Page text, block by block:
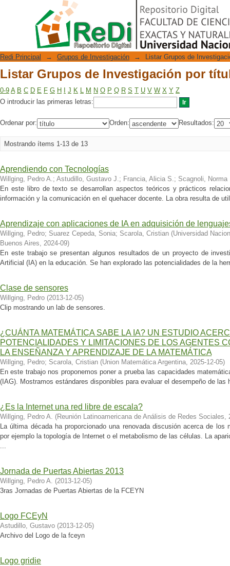
Listar Grupos de Investigación por
Repositorio Digital
Redi Principal → Grupos de Investigación → Listar Grupos de
Listar Grupos de Investigación por
0-9 A B C D E F G H J K L M N O P Q R S T U V W X Y Z
O introducir las primeras letras:
Ordenar por: Orden: Resultados:
Mostrando ítems 1-13 de 13
Aprendiendo con Tecnologías
Willging, Pedro A.; Astudillo, Gustavo J.; Francia, Alicia S.; Scagnoli, Norma
En este libro de texto se desarrollan aspectos teóricos y prácticos
información y la comunicación en el quehacer docente. La obra resulta de
Aprendizaje con aplicaciones de IA en adquisición de
Willging, Pedro; Suarez Cepeda, Sonia; Scarola, Cristian (Universidad
Buenos Aires, 2024-09)
En este trabajo se presentan algunos resultados de un proyecto de
Artificial (IA) en la educación. Se han explorado las potencialidades de la
Clase de sensores
Willging, Pedro (2013-12-05)
Clip mostrando un lab de sensores.
¿CUÁNTA MATEMÁTICA SABE LA IA? UN ESTUDIO
POTENCIALIDADES Y LIMITACIONES DE LOS AGENTES
LA ENSEÑANZA Y APRENDIZAJE DE LA MATEMÁTICA
Willging, Pedro; Scarola, Cristian (Union Matemática Argentina, 2025-12-05)
En este trabajo nos proponemos poner a prueba las capacidades
(IAG). Mostramos estándares disponibles para evaluar el desempeño de
¿Es la Internet una red libre de escala?
Willging, Pedro A. (Reunión Latinoamericana de Análisis de Redes Sociales,
La última década ha proporcionado una renovada discusión acerca de
por ejemplo la topología de Internet o el metabolismo de las células. La
...
Jornada de Puertas Abiertas 2013
Willging, Pedro A. (2013-12-05)
3ras Jornadas de Puertas Abiertas de la FCEYN
Logo FCEyN
Astudillo, Gustavo (2013-12-05)
Archivo del Logo de la fceyn
Logo gridie